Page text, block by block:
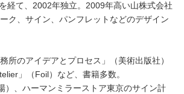
経て、2002年独立。2009年高い山株式会社
ク、サイン、パンフレットなどのデザイン
所のアイデアとプロセス」（美術出版社）
」（Foil）など、書籍多数。
）、ハーマンミラーストア東京のサイン計